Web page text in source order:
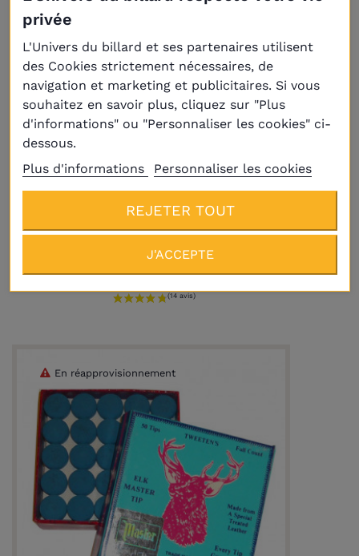
Procédé Kamui BLACK (diamètre et
dureté au choix)
A PARTIR DE16,00 €
En réapprovisionnement
privée
L'Univers du billard et ses partenaires utilisent
des Cookies strictement nécessaires, de
navigation et marketing et publicitaires. Si vous
souhaitez en savoir plus, cliquez sur "Plus
d'informations" ou "Personnaliser les cookies" ci-
dessous.
Plus d'informations
Personnaliser les cookies
REJETER TOUT
J'ACCEPTE